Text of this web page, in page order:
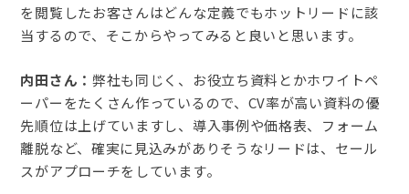
を閲覧したお客さんはどんな定義でもホットリードに該
当するので、そこからやってみると良いと思います。
内田さん： 弊社も同じく、お役立ち資料とかホワイトペ
ーパーをたくさん作っているので、CV率が高い資料の優
先順位は上げていますし、導入事例や価格表、フォーム
離脱など、確実に見込みがありそうなリードは、セール
スがアプローチをしています。